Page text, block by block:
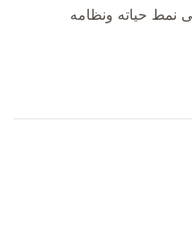
نمط حياته ونظامه